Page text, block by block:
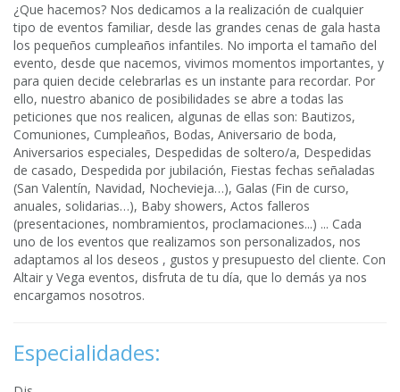
¿Que hacemos? Nos dedicamos a la realización de cualquier
tipo de eventos familiar, desde las grandes cenas de gala hasta
los pequeños cumpleaños infantiles. No importa el tamaño del
evento, desde que nacemos, vivimos momentos importantes, y
para quien decide celebrarlas es un instante para recordar. Por
ello, nuestro abanico de posibilidades se abre a todas las
peticiones que nos realicen, algunas de ellas son: Bautizos,
Comuniones, Cumpleaños, Bodas, Aniversario de boda,
Aniversarios especiales, Despedidas de soltero/a, Despedidas
de casado, Despedida por jubilación, Fiestas fechas señaladas
(San Valentín, Navidad, Nochevieja…), Galas (Fin de curso,
anuales, solidarias…), Baby showers, Actos falleros
(presentaciones, nombramientos, proclamaciones...) ... Cada
uno de los eventos que realizamos son personalizados, nos
adaptamos al los deseos , gustos y presupuesto del cliente. Con
Altair y Vega eventos, disfruta de tu día, que lo demás ya nos
encargamos nosotros.
Especialidades: